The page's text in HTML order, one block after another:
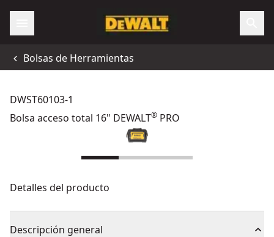
Bolsas de Herramientas
DWST60103-1
Bolsa acceso total 16" DEWALT® PRO
Detalles del producto
Descripción general